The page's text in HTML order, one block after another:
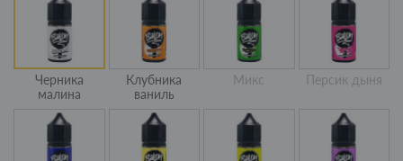
Черника
малина
Клубника
ваниль
Микс Персик дыня